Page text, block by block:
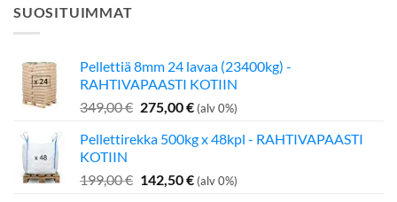
SUOSITUIMMAT
Pellettiä 8mm 24 lavaa (23400kg) -
RAHTIVAPAASTI KOTIIN
349,00€ Alkuperäinen
oli:
275,00€Nykyinen
on:
(alv 0%)
Pellettirekka 500kg x 48kpl - RAHTIVAPAASTI
KOTIIN
199,00€ Alkuperäinen
142,50€Nykyinen
(alv 0%)